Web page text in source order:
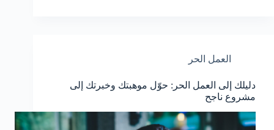
العمل الحر
دليلك إلى العمل الحر: حوّل موهبتك وخبرتك إلى
مشروع ناجح